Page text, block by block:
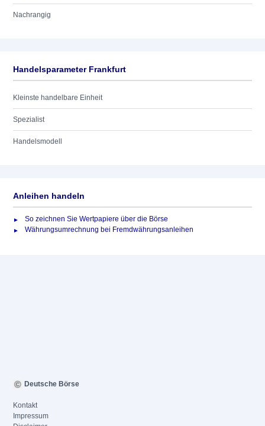
Nachrangig
Handelsparameter Frankfurt
Kleinste handelbare Einheit
Spezialist
Handelsmodell
Anleihen handeln
So zeichnen Sie Wertpapiere über die Börse
Währungsumrechnung bei Fremdwährungsanleihen
Deutsche Börse
Kontakt
Impressum